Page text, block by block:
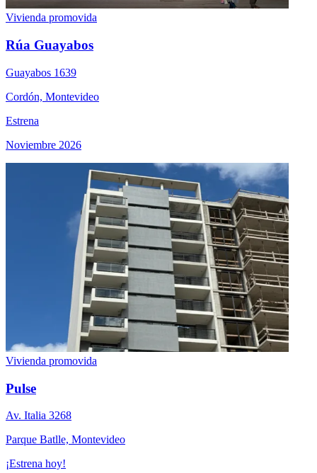
Vivienda promovida
Rúa Guayabos
Guayabos 1639
Cordón, Montevideo
Estrena
Noviembre 2026
Vivienda promovida
Pulse
Av. Italia 3268
Parque Batlle, Montevideo
¡Estrena hoy!